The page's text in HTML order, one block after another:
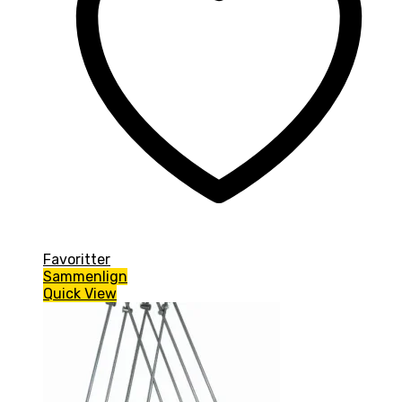
Favoritter
Sammenlign
Quick View